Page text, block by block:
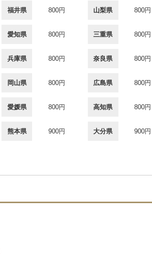
福井県 800円 山梨県 800円
愛知県 800円 三重県 800円
兵庫県 800円 奈良県 800円
岡山県 800円 広島県 800円
愛媛県 800円 高知県 800円
熊本県 900円 大分県 900円